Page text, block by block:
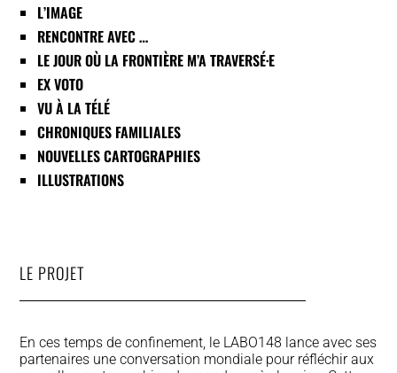
L’IMAGE
RENCONTRE AVEC …
LE JOUR OÙ LA FRONTIÈRE M’A TRAVERSÉ·E
EX VOTO
VU À LA TÉLÉ
CHRONIQUES FAMILIALES
NOUVELLES CARTOGRAPHIES
ILLUSTRATIONS
LE PROJET
En ces temps de confinement, le LABO148 lance avec ses
partenaires une conversation mondiale pour réfléchir aux